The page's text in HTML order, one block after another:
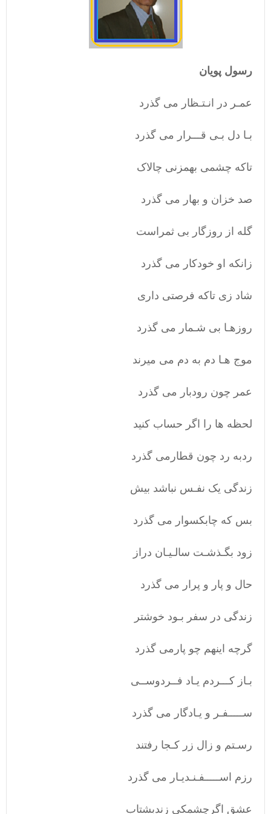
رسول پویان
عمـر در انـتـظار می گذرد
بـا دل بـی قـــرار می گذرد
تاکه چشمی بهمزنی چالاک
صد خزان و بهار می گذرد
گله از روزگار بی ثمراست
زانکه او خودکار می گذرد
شاد زی تاکه فرصتی داری
روزهـا بی شـمار می گذرد
موج هـا دم به دم می میرند
عمر چون رودبار می گذرد
لحظه ها را اگر حساب کنید
ردبه رد چون قطارمی گذرد
زندگی یک نفـس نباشد بیش
بس که چابکسوار می گذرد
زود بگـذشـت سالـیـان دراز
حال و پار و پرار می گذرد
زندگی در سفر بـود خوشتر
گرچه اینهم چو پارمی گذرد
بـاز کـــردم یـاد فــردوســی
ســـــفـر و یـادگار می گذرد
رسـتم و زال زر کـجا رفتند
رزم اســـــفـنـدیـار می گذرد
عشق اگرچشمکی زندبشتاب